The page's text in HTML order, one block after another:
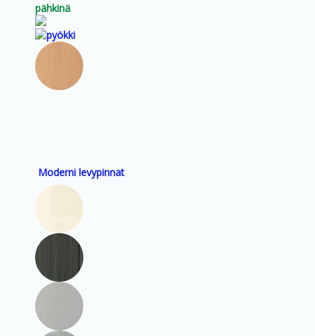
Moderni levypinnat